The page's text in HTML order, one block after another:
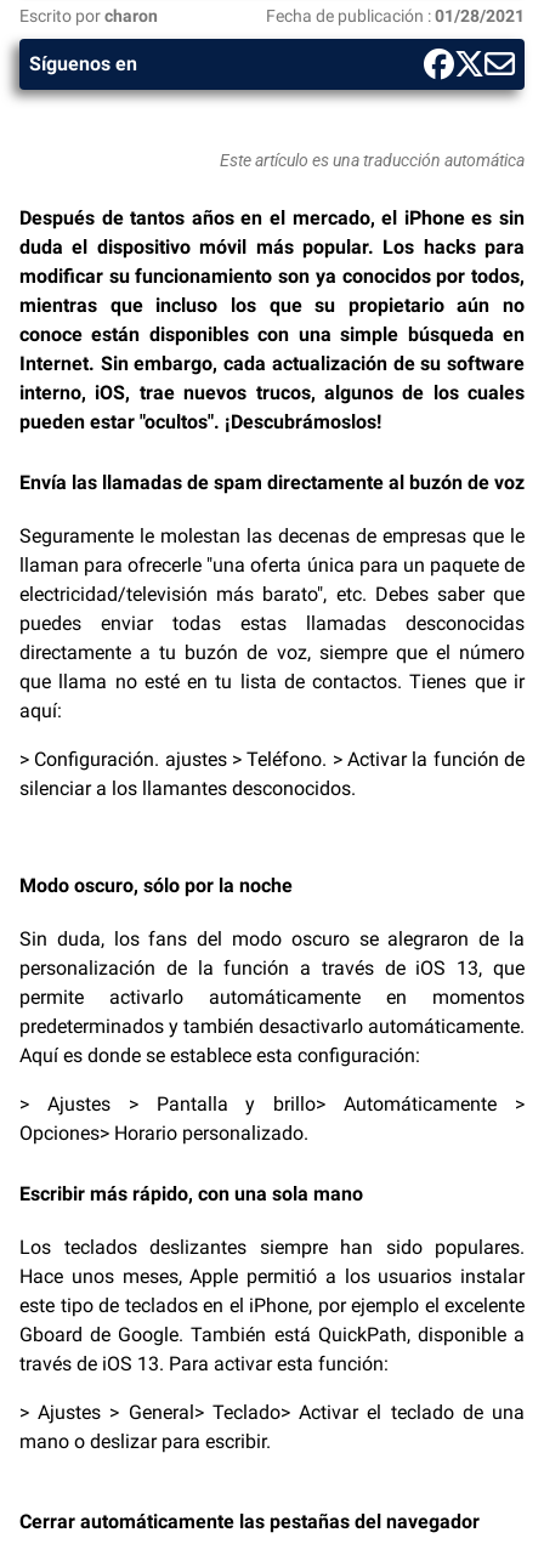
Escrito porcharon Fecha de publicación :01/28/2021
Síguenos en
Este artículo es una traducción automática
Después de tantos años en el mercado, el iPhone es sin
duda el dispositivo móvil más popular. Los hacks para
modificar su funcionamiento son ya conocidos por todos,
mientras que incluso los que su propietario aún no
conoce están disponibles con una simple búsqueda en
Internet. Sin embargo, cada actualización de su software
interno, iOS, trae nuevos trucos, algunos de los cuales
pueden estar "ocultos". ¡Descubrámoslos!
Envía las llamadas de spam directamente al buzón de voz
Seguramente le molestan las decenas de empresas que le
llaman para ofrecerle "una oferta única para un paquete de
electricidad/televisión más barato", etc. Debes saber que
puedes enviar todas estas llamadas desconocidas
directamente a tu buzón de voz, siempre que el número
que llama no esté en tu lista de contactos. Tienes que ir
aquí:
> Configuración. ajustes > Teléfono. > Activar la función de
silenciar a los llamantes desconocidos.
Modo oscuro, sólo por la noche
Sin duda, los fans del modo oscuro se alegraron de la
personalización de la función a través de iOS 13, que
permite activarlo automáticamente en momentos
predeterminados y también desactivarlo automáticamente.
Aquí es donde se establece esta configuración:
> Ajustes > Pantalla y brillo> Automáticamente >
Opciones> Horario personalizado.
Escribir más rápido, con una sola mano
Los teclados deslizantes siempre han sido populares.
Hace unos meses, Apple permitió a los usuarios instalar
este tipo de teclados en el iPhone, por ejemplo el excelente
Gboard de Google. También está QuickPath, disponible a
través de iOS 13. Para activar esta función:
> Ajustes > General> Teclado> Activar el teclado de una
mano o deslizar para escribir.
Cerrar automáticamente las pestañas del navegador